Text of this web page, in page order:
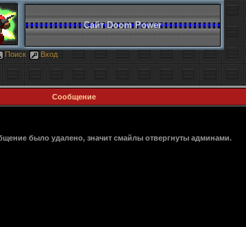
Сайт Doom Power
Поиск Вход
Сообщение
было удалено, значит смайлы отвергнуты админами.